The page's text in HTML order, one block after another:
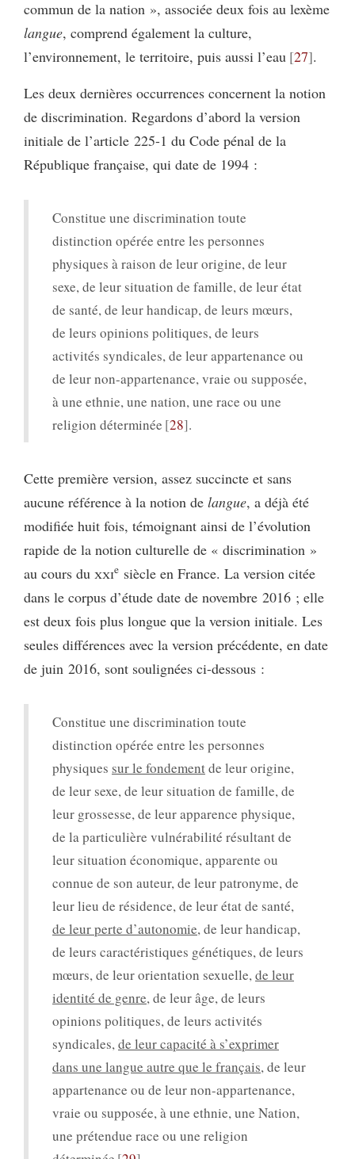
commun de la nation », associée deux fois au lexème
langue, comprend également la culture,
l’environnement, le territoire, puis aussi l’eau 27 .
Les deux dernières occurrences concernent la notion
de discrimination. Regardons d’abord la version
initiale de l’article 225-1 du Code pénal de la
République française, qui date de 1994 :
Constitue une discrimination toute
distinction opérée entre les personnes
physiques à raison de leur origine, de leur
sexe, de leur situation de famille, de leur état
de santé, de leur handicap, de leurs mœurs,
de leurs opinions politiques, de leurs
activités syndicales, de leur appartenance ou
de leur non-appartenance, vraie ou supposée,
à une ethnie, une nation, une race ou une
religion déterminée 28 .
Cette première version, assez succincte et sans
aucune référence à la notion de langue, a déjà été
modifiée huit fois, témoignant ainsi de l’évolution
rapide de la notion culturelle de « discrimination »
au cours du xxie siècle en France. La version citée
dans le corpus d’étude date de novembre 2016 ; elle
est deux fois plus longue que la version initiale. Les
seules différences avec la version précédente, en date
de juin 2016, sont soulignées ci-dessous :
Constitue une discrimination toute
distinction opérée entre les personnes
physiques sur le fondementde leur origine,
de leur sexe, de leur situation de famille, de
leur grossesse, de leur apparence physique,
de la particulière vulnérabilité résultant de
leur situation économique, apparente ou
connue de son auteur, de leur patronyme, de
leur lieu de résidence, de leur état de santé,
de leur perte d’autonomie, de leur handicap,
de leurs caractéristiques génétiques, de leurs
mœurs, de leur orientation sexuelle,de leur
identité de genre, de leur âge, de leurs
opinions politiques, de leurs activités
syndicales,de leur capacité à s’exprimer
dans une langue autre que le français, de leur
appartenance ou de leur non-appartenance,
vraie ou supposée, à une ethnie, une Nation,
une prétendue race ou une religion